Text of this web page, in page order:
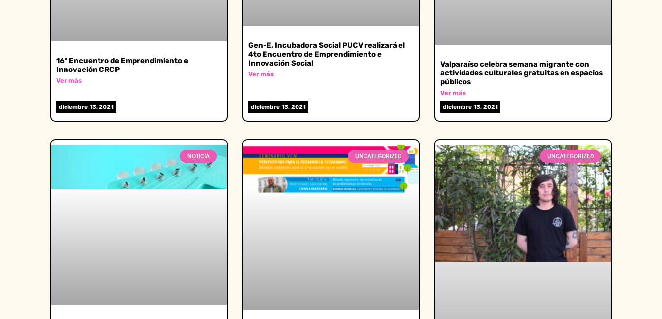
16° Encuentro de Emprendimiento e
Innovación CRCP
Ver más
diciembre 13, 2021
Gen-E, Incubadora Social PUCV realizará el
4to Encuentro de Emprendimiento e
Innovación Social
Ver más
diciembre 13, 2021
Valparaíso celebra semana migrante con
actividades culturales gratuitas en espacios
públicos
Ver más
diciembre 13, 2021
NOTICIA UNCATEGORIZED UNCATEGORIZED